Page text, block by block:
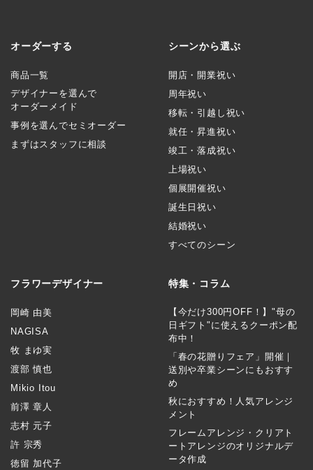
オーダーする
商品一覧
デザイナーを選んで
オーダーメイド
事例を選んでセミオーダー
まずはスタッフに相談
シーンから選ぶ
開店・開業祝い
周年祝い
移転・引越し祝い
就任・昇進祝い
竣工・落成祝い
上場祝い
個展開催祝い
誕生日祝い
結婚祝い
すべてのシーン
フラワーデザイナー
岡崎 由美
NAGISA
牧 まゆ実
渡部 慎也
Mikio Itou
前澤 章人
志村 元子
許 宗秀
徳留 加代子
特集・コラム
【今だけ300円OFF！】"母の
日ギフト"に使えるクーポン配
布中！
「春の花贈りフェア」開催｜
送別や卒業シーンにもおすす
め
秋におすすめ！人気アレンジ
メント
フレームアレンジ・クリアト
ートアレンジのオリジナルデ
ータ作成